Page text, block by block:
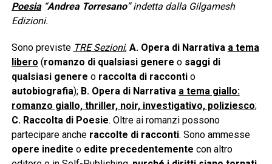
Poesia “Andrea Torresano” indetta dalla Gilgamesh
Edizioni.
Sono previste TRE Sezioni, A. Opera di Narrativa a tema
libero (romanzo di qualsiasi genere o saggi di
qualsiasi genere o raccolta di racconti o
autobiografia); B. Opera di Narrativa a tema giallo:
romanzo giallo, thriller, noir, investigativo, poliziesco;
C. Raccolta di Poesie. Oltre ai romanzi possono
partecipare anche raccolte di racconti. Sono ammesse
opere inedite o edite precedentemente con altro